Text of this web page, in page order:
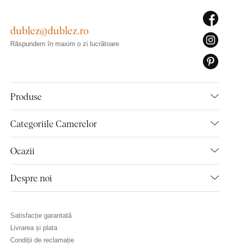
Produse
Categoriile Camerelor
Ocazii
Despre noi
dublez@dublez.ro
Răspundem în maxim o zi lucrătoare
Satisfacție garantată
Livrarea și plata
Condiții de reclamație